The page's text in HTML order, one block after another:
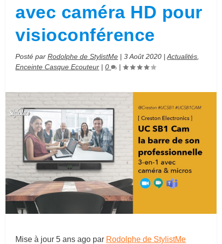
avec caméra HD pour
visioconférence
Posté parRodolphe de StylistMe |3 Août 2020 |Actualités
Enceinte Casque Ecouteur |0 |
Mise à jour5 ans ago par Rodolphe de StylistMe